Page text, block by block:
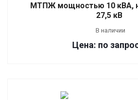
МТПЖ мощностью 10 кВА,
27,5 кВ
В наличии
Цена: по